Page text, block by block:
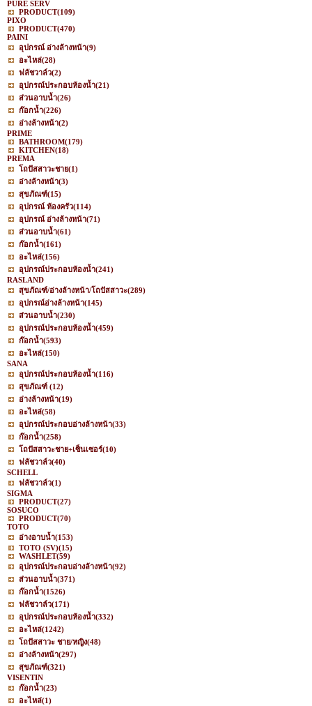
PURE SERV
PRODUCT(109)
PIXO
PRODUCT(470)
PAINI
อุปกรณ์ อ่างล้างหน้า(9)
อะไหล่(28)
ฟลัชวาล์ว(2)
อุปกรณ์ประกอบห้องน้ำ(21)
ส่วนอาบน้ำ(26)
ก๊อกน้ำ(226)
อ่างล้างหน้า(2)
PRIME
BATHROOM(179)
KITCHEN(18)
PREMA
โถปัสสาวะชาย(1)
อ่างล้างหน้า(3)
สุขภัณฑ์(15)
อุปกรณ์ ห้องครัว(114)
อุปกรณ์ อ่างล้างหน้า(71)
ส่วนอาบน้ำ(61)
ก๊อกน้ำ(161)
อะไหล่(156)
อุปกรณ์ประกอบห้องน้ำ(241)
RASLAND
สุขภัณฑ์/อ่างล้างหน้า/โถปัสสาวะ(289)
อุปกรณ์อ่างล้างหน้า(145)
ส่วนอาบน้ำ(230)
อุปกรณ์ประกอบห้องน้ำ(459)
ก๊อกน้ำ(593)
อะไหล่(150)
SANA
อุปกรณ์ประกอบห้องน้ำ(116)
สุขภัณฑ์ (12)
อ่างล้างหน้า(19)
อะไหล่(58)
อุปกรณ์ประกอบอ่างล้างหน้า(33)
ก๊อกน้ำ(258)
โถปัสสาวะชาย+เซ็นเซอร์(10)
ฟลัชวาล์ว(40)
SCHELL
ฟลัชวาล์ว(1)
SIGMA
PRODUCT(27)
SOSUCO
PRODUCT(70)
TOTO
อ่างอาบน้ำ(153)
TOTO (SV)(15)
WASHLET(59)
อุปกรณ์ประกอบอ่างล้างหน้า(92)
ส่วนอาบน้ำ(371)
ก๊อกน้ำ(1526)
ฟลัชวาล์ว(171)
อุปกรณ์ประกอบห้องน้ำ(332)
อะไหล่(1242)
โถปัสสาวะ ชาย/หญิง(48)
อ่างล้างหน้า(297)
สุขภัณฑ์(321)
VISENTIN
ก๊อกน้ำ(23)
อะไหล่(1)